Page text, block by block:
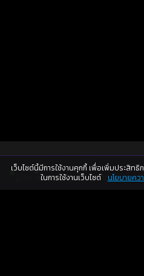
064-692-8963
เว็บไซต์นี้มีการใช้งานคุกกี้ เพื่อเพิ่มประสิท
ในการใช้งานเว็บไซต์
นโยบายค
ดวงดูดี
รู้ก่อน พร้อมกว่า ทุกจังหวะชีวิต